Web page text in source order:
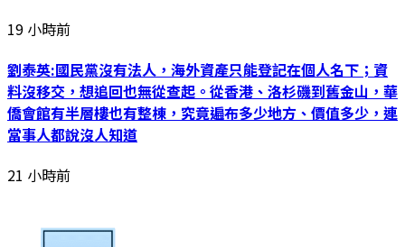
19 小時前
劉泰英:國民黨沒有法人，海外資產只能登記在個人名下；資
料沒移交，想追回也無從查起。從香港、洛杉磯到舊金山，華
僑會館有半層樓也有整棟，究竟遍布多少地方、價值多少，連
當事人都說沒人知道
21 小時前